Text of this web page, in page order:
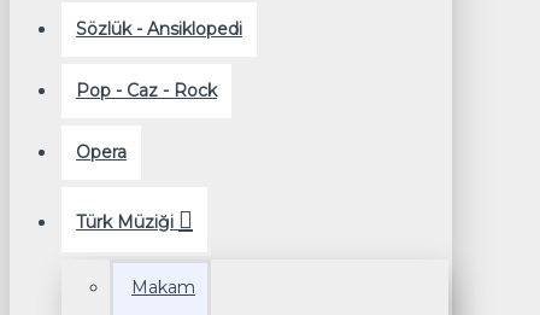
Sözlük - Ansiklopedi
Pop - Caz - Rock
Opera
Türk Müziği
Makam